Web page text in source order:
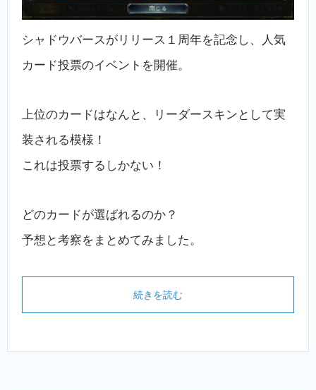
シャドウバースがリリース１周年を記念し、人気
カード投票のイベントを開催。
上位のカードはなんと、リーダースキンとして実
装される模様！
これは投票するしかない！
どのカードが選ばれるのか？
予想と考察をまとめてみました。
続きを読む